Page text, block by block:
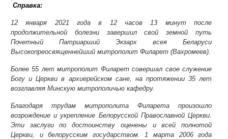
Справка:
12 января 2021 года в 12 часов 13 минут после
продолжительной болезни завершил свой земной путь
Почетный Патриарший Экзарх всея Беларуси
Высокопреосвященнейший митрополит Филарет (Вахромеев).
Более 55 лет митрополит Филарет совершал свое служение
Богу и Церкви в архиерейском сане, на протяжении 35 лет
возглавляя Минскую митрополичью кафедру.
Благодаря трудам митрополита Филарета произошло
возрождение и укрепление Белорусской Православной Церкви.
Эти заслуги по достоинству оценены и всей полнотой
Церкви, и белорусским государством. 1 марта 2006 года